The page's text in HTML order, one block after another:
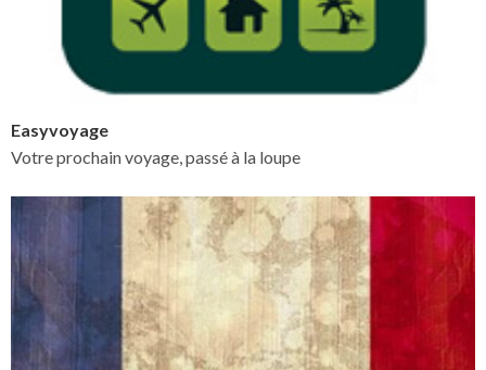
Easyvoyage
Votre prochain voyage, passé à la loupe